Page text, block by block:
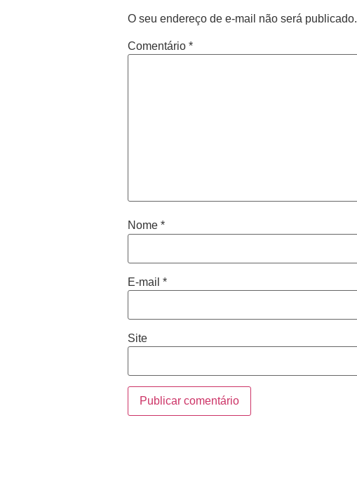
O seu endereço de e-mail não será publicado.
Comentário *
Nome *
E-mail *
Site